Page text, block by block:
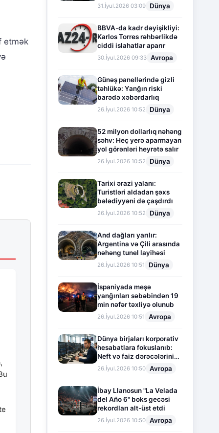
etmək
31.İyul.2026 03:09 Dünya
BBVA-da kadr dəyişikliyi:
Karlos Torres rəhbərlikdə
ciddi islahatlar aparır
30.İyul.2026 09:33 Avropa
Günəş panellərində gizli
təhlükə: Yanğın riski
barədə xəbərdarlıq
26.İyul.2026 10:52 Dünya
52 milyon dollarlıq nəhəng
səhv: Heç yerə aparmayan
yol görənləri heyrətə salır
26.İyul.2026 10:52 Dünya
Tarixi ərazi yalanı:
Turistləri aldadan şəxs
bələdiyyəni də çaşdırdı
26.İyul.2026 10:52 Dünya
And dağları yarılır:
Argentina və Çili arasında
nəhəng tunel layihəsi
26.İyul.2026 10:51 Dünya
İspaniyada meşə
yanğınları səbəbindən 19
min nəfər təxliyə olunub
26.İyul.2026 10:51 Avropa
Dünya birjaları korporativ
hesabatlara fokuslanıb:
Neft və faiz dərəcələrinin
təsiri altında cari vəziyyət
26.İyul.2026 10:50 Avropa
İbay Llanosun "La Velada
del Año 6" boks gecəsi
rekordları alt-üst etdi
26.İyul.2026 10:50 Avropa